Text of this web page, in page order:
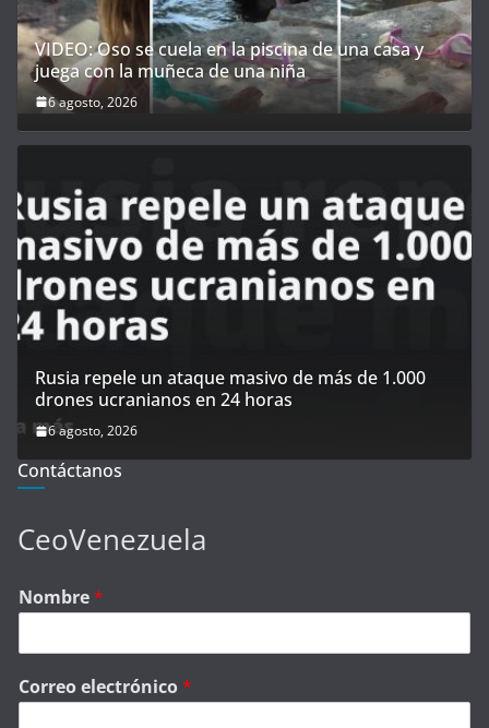
VIDEO: Oso se cuela en la piscina de una casa y
juega con la muñeca de una niña
6 agosto, 2026
Rusia repele un ataque masivo de más de 1.000
drones ucranianos en 24 horas
6 agosto, 2026
Contáctanos
CeoVenezuela
Nombre*
Correo electrónico*